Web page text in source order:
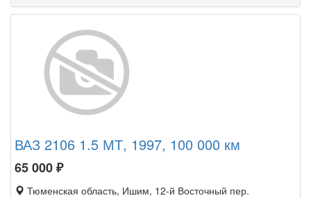
ВАЗ 2106 1.5 МТ, 1997, 100 000 км
65 000₽
Тюменская область, Ишим, 12-й Восточный пер.